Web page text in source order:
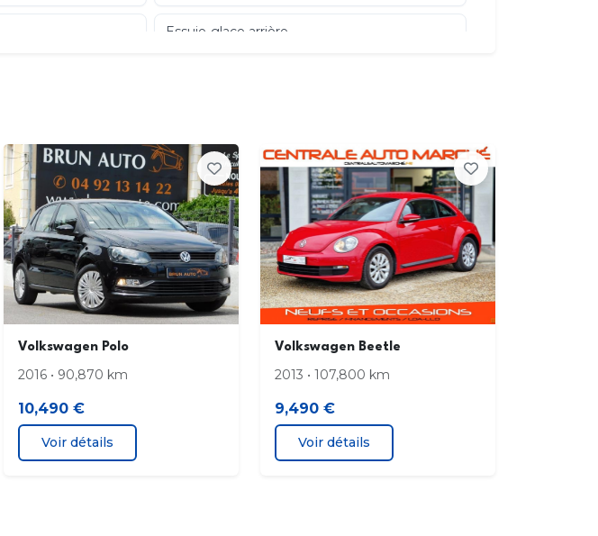
Essuie-glace arrière
Jantes Alu
Lampes de lecture à l'arrière
Lunette AR dégivrante
éclairé Miroir de courtoisie passager éclairé
Pommeau de levier vitesse en cuir
Volkswagen Polo
2016 • 90,870 km
10,490 €
Voir détails
Volkswagen Beetle
2013 • 107,800 km
9,490 €
Voir détails